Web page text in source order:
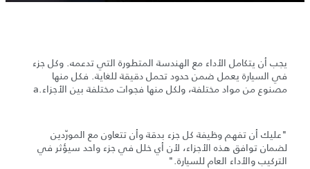
يجب أن يتكامل الأداء مع الهندسة المتطورة التي تدعمه. وكل جزء
في السيارة يعمل ضمن حدود تحمل دقيقة للغاية. فكل منها
مصنوع من مواد مختلفة، ولكل منها فجوات مختلفة بين الأجزاء.a
"عليك أن تفهم وظيفة كل جزء بدقة وأن تتعاون مع المورّدين
لضمان توافق هذه الأجزاء، لأن أي خلل في جزء واحد سيؤثر في
التركيب والأداء العام للسيارة."